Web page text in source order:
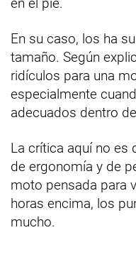
en el pie.
En su caso, los ha
tamaño. Según
ridículos para una
especialmente
adecuados dentro
La crítica aquí no es
de ergonomía y de
moto pensada para
horas encima, los
mucho.